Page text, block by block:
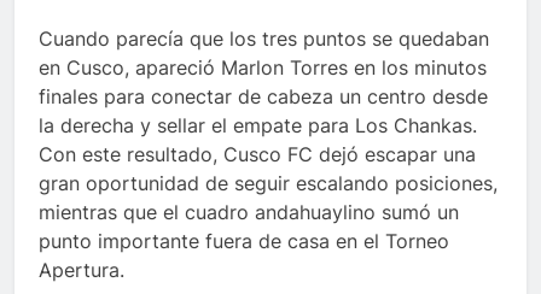
Cuando parecía que los tres puntos se quedaban
en Cusco, apareció Marlon Torres en los minutos
finales para conectar de cabeza un centro desde
la derecha y sellar el empate para Los Chankas.
Con este resultado, Cusco FC dejó escapar una
gran oportunidad de seguir escalando posiciones,
mientras que el cuadro andahuaylino sumó un
punto importante fuera de casa en el Torneo
Apertura.